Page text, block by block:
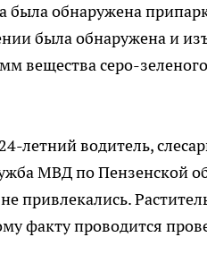
была обнаружена
была обнаружена и
вещества серо-
летний водитель,
МВД по Пензенской
привлекались.
факту проводится